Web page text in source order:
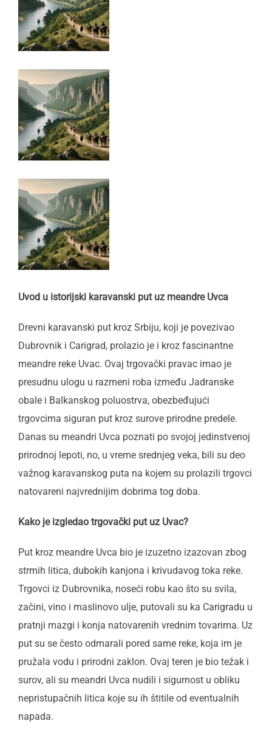
Uvod u istorijski karavanski put uz meandre Uvca
Drevni karavanski put kroz Srbiju, koji je povezivao
Dubrovnik i Carigrad, prolazio je i kroz fascinantne
meandre reke Uvac. Ovaj trgovački pravac imao je
presudnu ulogu u razmeni roba između Jadranske
obale i Balkanskog poluostrva, obezbeđujući
trgovcima siguran put kroz surove prirodne predele.
Danas su meandri Uvca poznati po svojoj jedinstvenoj
prirodnoj lepoti, no, u vreme srednjeg veka, bili su deo
važnog karavanskog puta na kojem su prolazili trgovci
natovareni najvrednijim dobrima tog doba.
Kako je izgledao trgovački put uz Uvac?
Put kroz meandre Uvca bio je izuzetno izazovan zbog
strmih litica, dubokih kanjona i krivudavog toka reke.
Trgovci iz Dubrovnika, noseći robu kao što su svila,
začini, vino i maslinovo ulje, putovali su ka Carigradu u
pratnji mazgi i konja natovarenih vrednim tovarima. Uz
put su se često odmarali pored same reke, koja im je
pružala vodu i prirodni zaklon. Ovaj teren je bio težak i
surov, ali su meandri Uvca nudili i sigurnost u obliku
nepristupačnih litica koje su ih štitile od eventualnih
napada.